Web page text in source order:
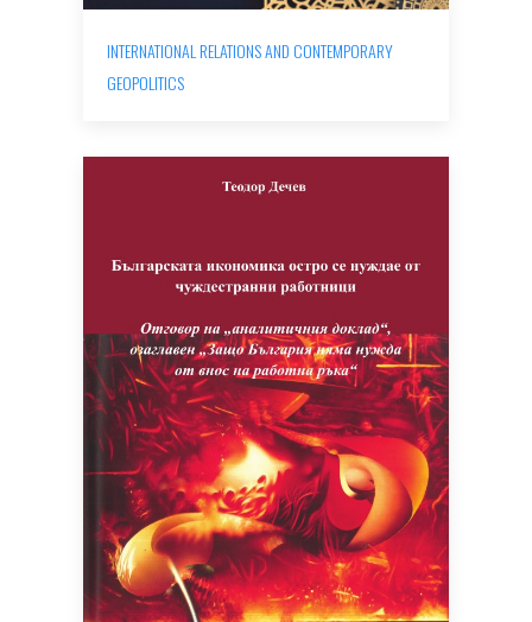
INTERNATIONAL RELATIONS AND CONTEMPORARY
GEOPOLITICS